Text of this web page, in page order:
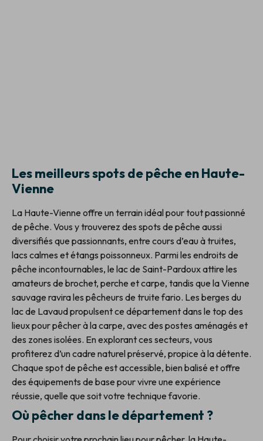
Les meilleurs spots de pêche en Haute-
Vienne
La Haute-Vienne offre un terrain idéal pour tout passionné
de pêche. Vous y trouverez des spots de pêche aussi
diversifiés que passionnants, entre cours d’eau à truites,
lacs calmes et étangs poissonneux. Parmi les endroits de
pêche incontournables, le lac de Saint-Pardoux attire les
amateurs de brochet, perche et carpe, tandis que la Vienne
sauvage ravira les pêcheurs de truite fario. Les berges du
lac de Lavaud propulsent ce département dans le top des
lieux pour pêcher à la carpe, avec des postes aménagés et
des zones isolées. En explorant ces secteurs, vous
profiterez d’un cadre naturel préservé, propice à la détente.
Chaque spot de pêche est accessible, bien balisé et offre
des équipements de base pour vivre une expérience
réussie, quelle que soit votre technique favorie.
Où pêcher dans le département ?